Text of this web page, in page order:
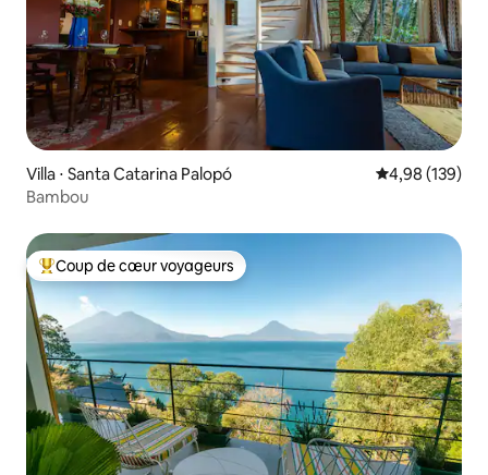
Villa ⋅ Santa Catarina Palopó Évaluation
4,98 (139)
Bambou
Coups de cœur voyageurs les plus appréciés
Coup de cœur voyageurs